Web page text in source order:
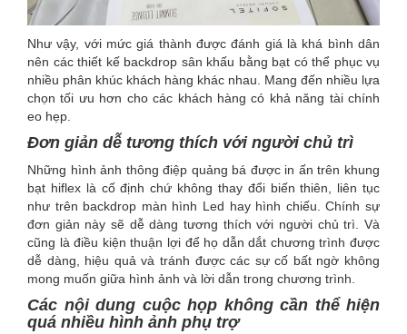
Như vậy, với mức giá thành được đánh giá là khá bình dân
nên các thiết kế backdrop sân khấu bằng bạt có thể phục vụ
nhiều phân khúc khách hàng khác nhau. Mang đến nhiều lựa
chọn tối ưu hơn cho các khách hàng có khả năng tài chính
eo hẹp.
Đơn giản dễ tương thích với người chủ trì
Những hình ảnh thông điệp quảng bá được in ấn trên khung
bạt hiflex là cố định chứ không thay đổi biến thiên, liên tục
như trên backdrop màn hình Led hay hình chiếu. Chính sự
đơn giản này sẽ dễ dàng tương thích với người chủ trì. Và
cũng là điều kiện thuận lợi để họ dẫn dắt chương trình được
dễ dàng, hiệu quả và tránh được các sự cố bất ngờ không
mong muốn giữa hình ảnh và lời dẫn trong chương trình.
Các nội dung cuộc họp không cần thể hiện
quá nhiều hình ảnh phụ trợ